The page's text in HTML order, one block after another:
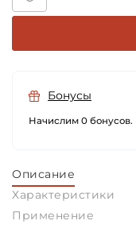
Бонусы
Начислим 0 бонусов.
Описание
Характеристики
Применение